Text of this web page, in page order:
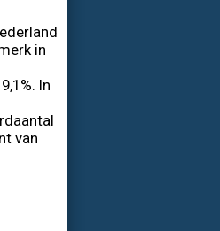
in
In
van